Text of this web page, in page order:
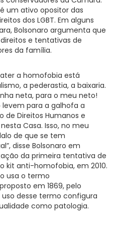
um ativo opositor das
dos LGBT. Em alguns
Bolsonaro argumenta que
e tentativas de
da família.
a homofobia está
a pederastia, a baixaria.
neta, para o meu neto!
para a galhofa a
de Direitos Humanos e
Casa. Isso, no meu
de que se tem
disse Bolsonaro em
da primeira tentativa de
kit anti-homofobia, em 2010.
usa o termo
em 1869, pelo
desse termo configura
como patologia.